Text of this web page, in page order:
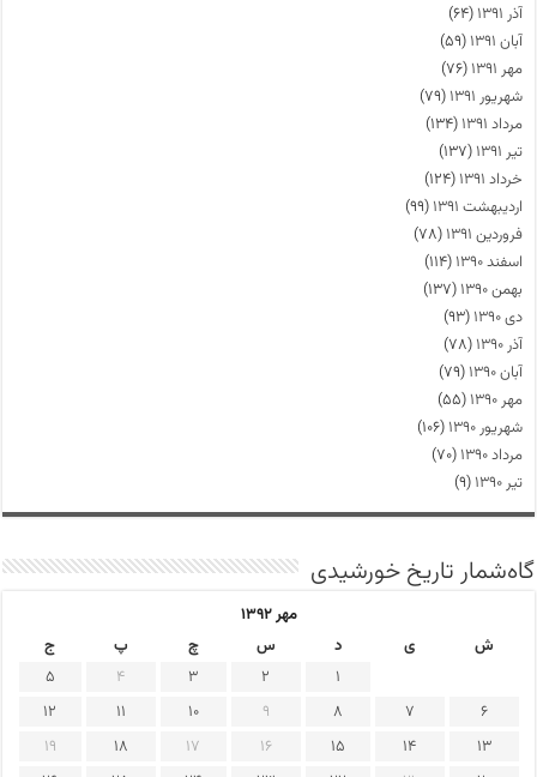
آذر ۱۳۹۱
(۶۴)
آبان ۱۳۹۱
(۵۹)
مهر ۱۳۹۱
(۷۶)
شهریور ۱۳۹۱
(۷۹)
مرداد ۱۳۹۱
(۱۳۴)
تیر ۱۳۹۱
(۱۳۷)
خرداد ۱۳۹۱
(۱۲۴)
اردیبهشت ۱۳۹۱
(۹۹)
فروردین ۱۳۹۱
(۷۸)
اسفند ۱۳۹۰
(۱۱۴)
بهمن ۱۳۹۰
(۱۳۷)
دی ۱۳۹۰
(۹۳)
آذر ۱۳۹۰
(۷۸)
آبان ۱۳۹۰
(۷۹)
مهر ۱۳۹۰
(۵۵)
شهریور ۱۳۹۰
(۱۰۶)
مرداد ۱۳۹۰
(۷۰)
تیر ۱۳۹۰
(۹)
گاه‌شمار تاریخ خورشیدی
مهر ۱۳۹۲
ش
ی د س چ پ
ج
1
2
3
4
5
6
7
8
9
10
11
12
13
14
15
16
17
18
19